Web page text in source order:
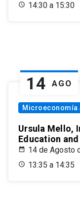
14:30 a 15:30
14 AGO
Microeconomía
Ursula Mello,
Education and
14 de Agosto
13:35 a 14:35